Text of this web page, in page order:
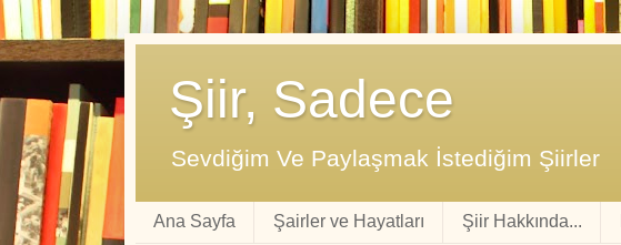
Şiir, Sadece
Sevdiğim Ve Paylaşmak İstediğim Şiirler
Ana Sayfa Şairler ve Hayatları Şiir Hakkında...